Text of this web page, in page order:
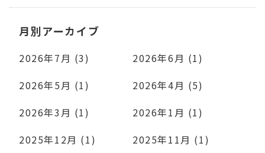
月別アーカイブ
2026年7月 (3)
2026年6月 (1)
2026年5月 (1)
2026年4月 (5)
2026年3月 (1)
2026年1月 (1)
2025年12月 (1)
2025年11月 (1)